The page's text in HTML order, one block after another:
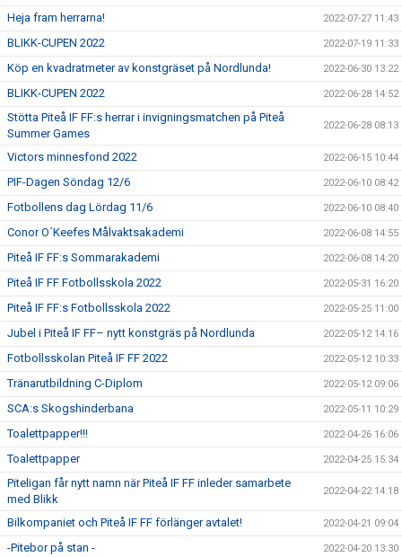
Heja fram herrarna! 2022-07-27 11:43
BLIKK-CUPEN 2022 2022-07-19 11:33
Köp en kvadratmeter av konstgräset på Nordlunda! 2022-06-30 13:22
BLIKK-CUPEN 2022 2022-06-28 14:52
Stötta Piteå IF FF:s herrar i invigningsmatchen på Piteå
Summer Games
2022-06-28 08:13
Victors minnesfond 2022 2022-06-15 10:44
PIF-Dagen Söndag 12/6 2022-06-10 08:42
Fotbollens dag Lördag 11/6 2022-06-10 08:40
Conor O´Keefes Målvaktsakademi 2022-06-08 14:55
Piteå IF FF:s Sommarakademi 2022-06-08 14:20
Piteå IF FF Fotbollsskola 2022 2022-05-31 16:20
Piteå IF FF:s Fotbollsskola 2022 2022-05-25 11:00
Jubel i Piteå IF FF– nytt konstgräs på Nordlunda 2022-05-12 14:16
Fotbollsskolan Piteå IF FF 2022 2022-05-12 10:33
Tränarutbildning C-Diplom 2022-05-12 09:06
SCA:s Skogshinderbana 2022-05-11 10:29
Toalettpapper!!! 2022-04-26 16:06
Toalettpapper 2022-04-25 15:34
Piteligan får nytt namn när Piteå IF FF inleder samarbete
med Blikk
2022-04-22 14:18
Bilkompaniet och Piteå IF FF förlänger avtalet! 2022-04-21 09:04
-Pitebor på stan - 2022-04-20 13:30